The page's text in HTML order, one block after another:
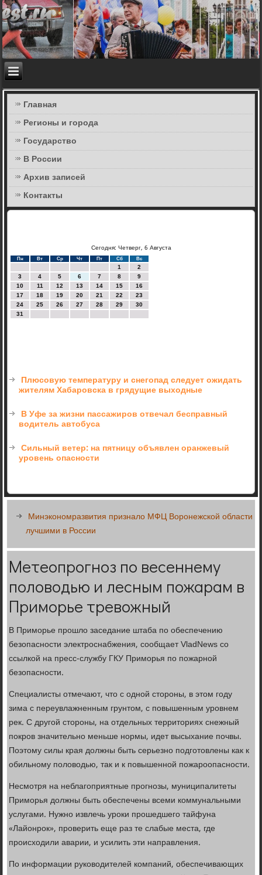
Главная
Регионы и города
Государство
В России
Архив записей
Контакты
Сегодня: Четверг, 6 Августа
Пн Вт Ср Чт Пт Сб Вс
1
2
3
4 5 6 7 8
9
10
11 12 13 14 15
16
17
18 19 20 21 22
23
24
25 26 27 28 29
30
31
Плюсовую температуру и снегопад следует ожидать
жителям Хабаровска в грядущие выходные
В Уфе за жизни пассажиров отвечал бесправный
водитель автобуса
Сильный ветер: на пятницу объявлен оранжевый
уровень опасности
Минэкономразвития признало МФЦ Воронежской области
лучшими в России
Метеопрогноз по весеннему
половодью и лесным пожарам в
Приморье тревожный
В Приморье прошло заседание штаба по обеспечению
безопасности электроснабжения, сообщает VladNews со
ссылкой на пресс-службу ГКУ Приморья по пожарной
безопасности.
Специалисты отмечают, что с одной стороны, в этом году
зима с переувлажненным грунтом, с повышенным уровнем
рек. С другой стороны, на отдельных территориях снежный
покров значительно меньше нормы, идет высыхание почвы.
Поэтому силы края должны быть серьезно подготовлены как к
обильному половодью, так и к повышенной пожароопасности.
Несмотря на неблагоприятные прогнозы, муниципалитеты
Приморья должны быть обеспечены всеми коммунальными
услугами. Нужно извлечь уроки прошедшего тайфуна
«Лайонрок», проверить еще раз те слабые места, где
происходили аварии, и усилить эти направления.
По информации руководителей компаний, обеспечивающих